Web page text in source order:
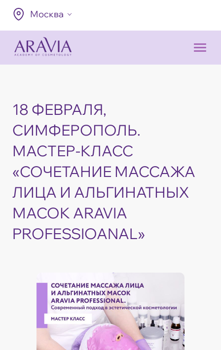
Москва
18 ФЕВРАЛЯ,
СИМФЕРОПОЛЬ.
МАСТЕР-КЛАСС
«СОЧЕТАНИЕ МАССАЖА
ЛИЦА И АЛЬГИНАТНЫХ
МАСОК ARAVIA
PROFESSIOANAL»